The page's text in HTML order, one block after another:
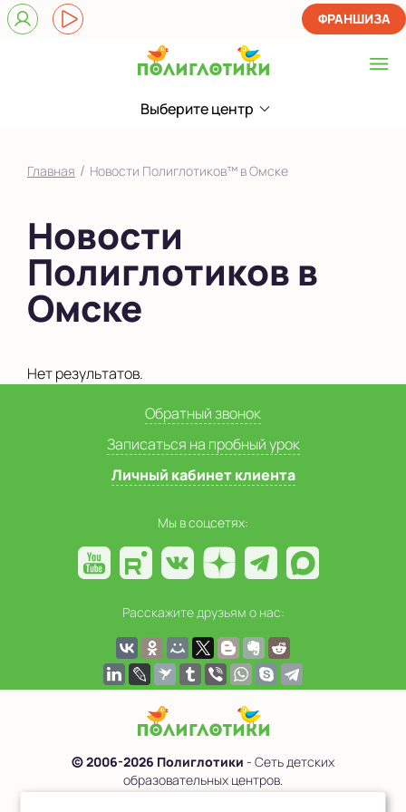
Выберите центр
Выберите центр
ФРАНШИЗА
Главная / Новости Полиглотиков™ в Омске
Новости
Полиглотиков в
Омске
Нет результатов.
Обратный звонок
Записаться на пробный урок
Личный кабинет клиента
Мы в соцсетях:
Расскажите друзьям о нас:
© 2006-2026 Полиглотики - Сеть детских
образовательных центров.
Политика обработки персональных данных